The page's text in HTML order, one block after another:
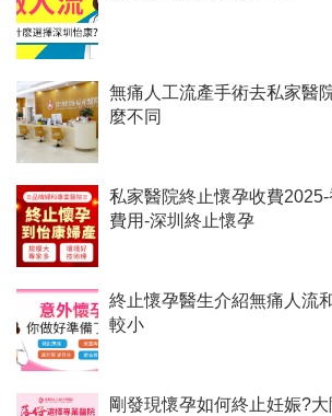
無痛人工流產手術去私家醫
麼不同
私家醫院終止懷孕收費
費用-深圳終止懷孕
終止懷孕醫生介紹無痛人流
較小
剛發現懷孕如何終止妊娠?